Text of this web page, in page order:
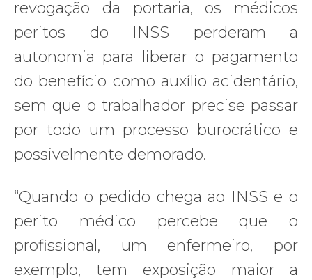
revogação da portaria, os médicos
peritos do INSS perderam a
autonomia para liberar o pagamento
do benefício como auxílio acidentário,
sem que o trabalhador precise passar
por todo um processo burocrático e
possivelmente demorado.
“Quando o pedido chega ao INSS e o
perito médico percebe que o
profissional, um enfermeiro, por
exemplo, tem exposição maior a